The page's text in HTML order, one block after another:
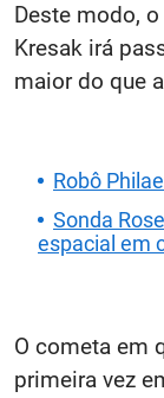
Deste modo,
Kresak irá
maior do que
Robô
Sonda
espacial em
O cometa em
primeira vez